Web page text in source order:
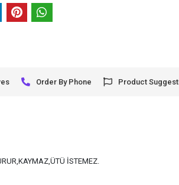
Order By Phone Product
İSTEMEZ.